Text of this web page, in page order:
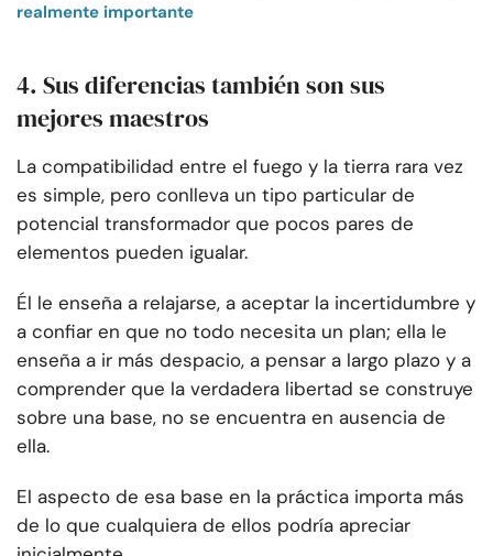
realmente importante
4. Sus diferencias también son sus
mejores maestros
La compatibilidad entre el fuego y la tierra rara vez
es simple, pero conlleva un tipo particular de
potencial transformador que pocos pares de
elementos pueden igualar.
Él le enseña a relajarse, a aceptar la incertidumbre y
a confiar en que no todo necesita un plan; ella le
enseña a ir más despacio, a pensar a largo plazo y a
comprender que la verdadera libertad se construye
sobre una base, no se encuentra en ausencia de
ella.
El aspecto de esa base en la práctica importa más
de lo que cualquiera de ellos podría apreciar